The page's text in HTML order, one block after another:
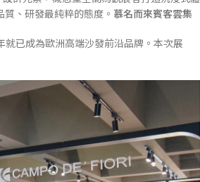
、研發最純粹的態度。 慕名而來賓客雲集
已成為歐洲高端沙發前沿品牌。本次展